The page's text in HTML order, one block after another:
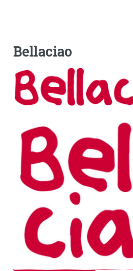
Bellaciao